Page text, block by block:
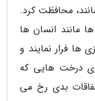
محافظت کرد.
مانند انسان ها
ها فرار نمایند و
درخت هایی که
بدی رخ می